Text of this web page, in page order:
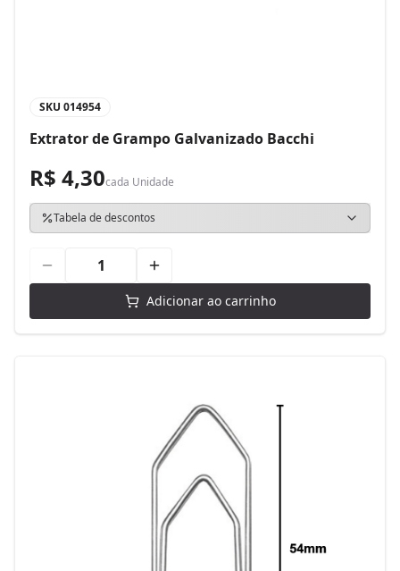
SKU 014954
Extrator de Grampo Galvanizado Bacchi
R$ 4,30cada Unidade
Tabela de descontos
Adicionar ao carrinho